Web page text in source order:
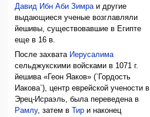
Давид Ибн Аби Зимра и другие
выдающиеся ученые возглавляли
йешивы, существовавшие в Египте
еще в 16 в.
После захвата Иерусалима
сельджукскими войсками в 1071 г.
йешива «Геон Яаков» (`Гордость
Иакова`), центр еврейской учености в
Эрец-Исраэль, была переведена в
Рамлу, затем в Тир и наконец